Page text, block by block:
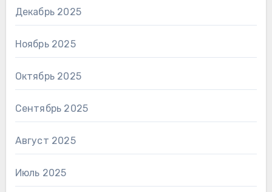
Декабрь 2025
Ноябрь 2025
Октябрь 2025
Сентябрь 2025
Август 2025
Июль 2025